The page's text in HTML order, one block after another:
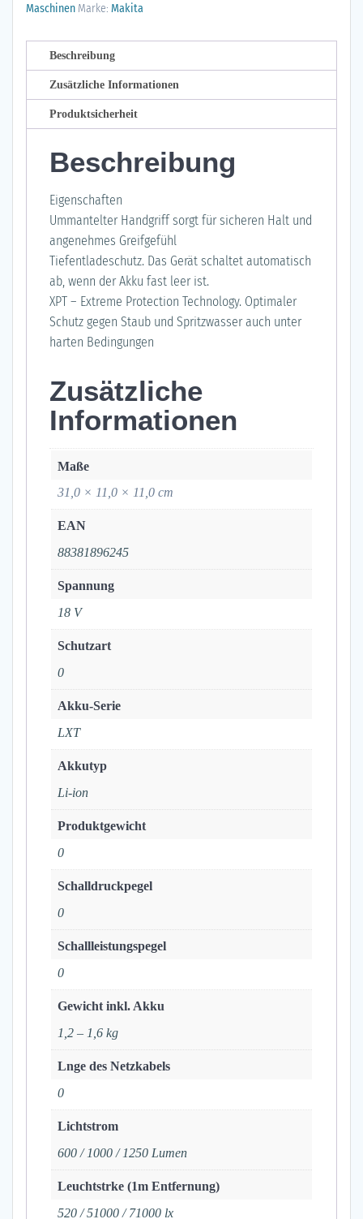
Maschinen Marke: Makita
Beschreibung
Zusätzliche Informationen
Produktsicherheit
Beschreibung
Eigenschaften
Ummantelter Handgriff sorgt für sicheren Halt und
angenehmes Greifgefühl
Tiefentladeschutz. Das Gerät schaltet automatisch
ab, wenn der Akku fast leer ist.
XPT – Extreme Protection Technology. Optimaler
Schutz gegen Staub und Spritzwasser auch unter
harten Bedingungen
Zusätzliche
Informationen
Maße
31,0 × 11,0 × 11,0 cm
EAN
88381896245
Spannung
18 V
Schutzart
0
Akku-Serie
LXT
Akkutyp
Li-ion
Produktgewicht
0
Schalldruckpegel
0
Schallleistungspegel
0
Gewicht inkl. Akku
1,2 – 1,6 kg
Lnge des Netzkabels
0
Lichtstrom
600 / 1000 / 1250 Lumen
Leuchtstrke (1m Entfernung)
520 / 51000 / 71000 lx